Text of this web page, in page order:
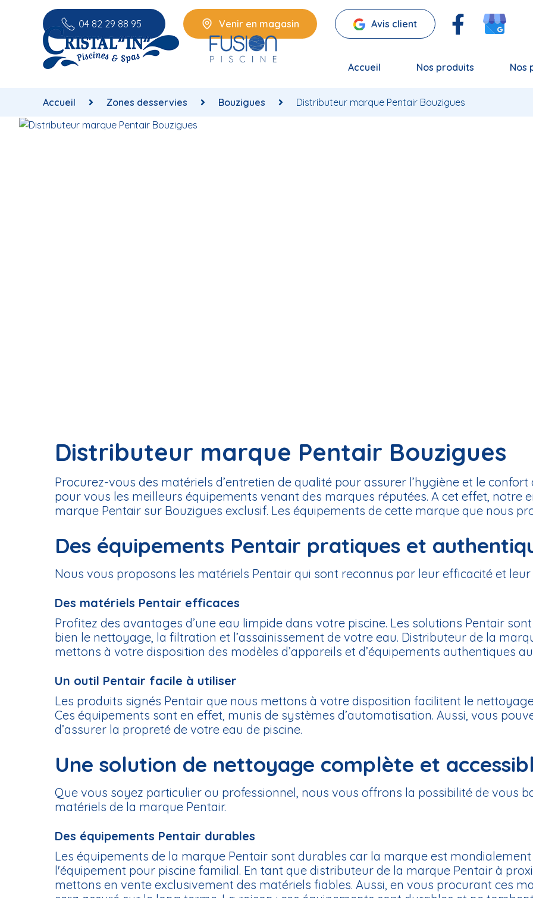
04 82 29 88 95 Venir en magasin Avis client
Accueil Nos produits Nos
Accueil Zones desservies Bouzigues Distributeur marque Pentair Bouzigues
Distributeur marque Pentair Bouzigues
Procurez-vous des matériels d’entretien de qualité pour assurer l’hygiène et le
pour vous les meilleurs équipements venant des marques réputées. A cet effet, notre
marque Pentair sur Bouzigues exclusif. Les équipements de cette marque que nous
Des équipements Pentair pratiques et
Nous vous proposons les matériels Pentair qui sont reconnus par leur efficacité et leur
Des matériels Pentair efficaces
Profitez des avantages d’une eau limpide dans votre piscine. Les solutions Pentair
bien le nettoyage, la filtration et l’assainissement de votre eau. Distributeur de la
mettons à votre disposition des modèles d’appareils et d’équipements authentiques
Un outil Pentair facile à utiliser
Les produits signés Pentair que nous mettons à votre disposition facilitent le
Ces équipements sont en effet, munis de systèmes d’automatisation. Aussi, vous
d’assurer la propreté de votre eau de piscine.
Une solution de nettoyage complète et
Que vous soyez particulier ou professionnel, nous vous offrons la possibilité de vous
matériels de la marque Pentair.
Des équipements Pentair durables
Les équipements de la marque Pentair sont durables car la marque est
l'équipement pour piscine familial. En tant que distributeur de la marque Pentair à
mettons en vente exclusivement des matériels fiables. Aussi, en vous procurant ces